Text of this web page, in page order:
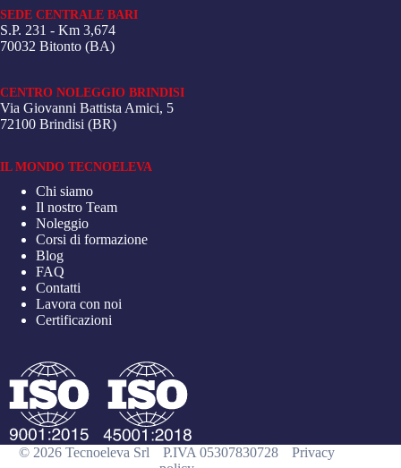
SEDE CENTRALE BARI
S.P. 231 - Km 3,674
70032 Bitonto (BA)
CENTRO NOLEGGIO BRINDISI
Via Giovanni Battista Amici, 5
72100 Brindisi (BR)
IL MONDO TECNOELEVA
Chi siamo
Il nostro Team
Noleggio
Corsi di formazione
Blog
FAQ
Contatti
Lavora con noi
Certificazioni
© 2026 Tecnoeleva Srl P.IVA 05307830728
Privacy